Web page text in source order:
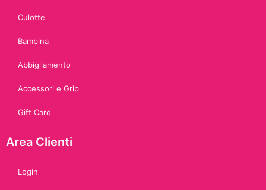
Culotte
Bambina
Abbigliamento
Accessori e Grip
Gift Card
Area Clienti
Login